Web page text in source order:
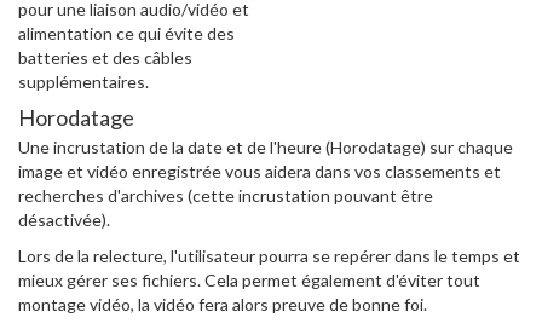
pour une liaison audio/vidéo et
alimentation ce qui évite des
batteries et des câbles
supplémentaires.
Horodatage
Une incrustation de la date et de l'heure (Horodatage) sur chaque
image et vidéo enregistrée vous aidera dans vos classements et
recherches d'archives (cette incrustation pouvant être
désactivée).
Lors de la relecture, l'utilisateur pourra se repérer dans le temps et
mieux gérer ses fichiers. Cela permet également d'éviter tout
montage vidéo, la vidéo fera alors preuve de bonne foi.